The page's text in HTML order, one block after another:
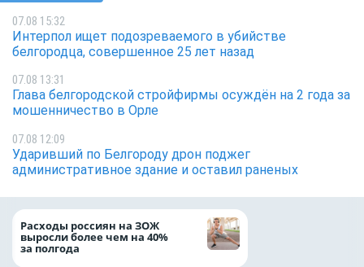
07.08 15:32
Интерпол ищет подозреваемого в убийстве
белгородца, совершенное 25 лет назад
07.08 13:31
Глава белгородской стройфирмы осуждён на 2 года за
мошенничество в Орле
07.08 12:09
Ударивший по Белгороду дрон поджег
административное здание и оставил раненых
Расходы россиян на ЗОЖ
выросли более чем на 40%
за полгода